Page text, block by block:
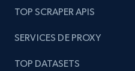
TOP SCRAPER APIS
SERVICES DE PROXY
TOP DATASETS